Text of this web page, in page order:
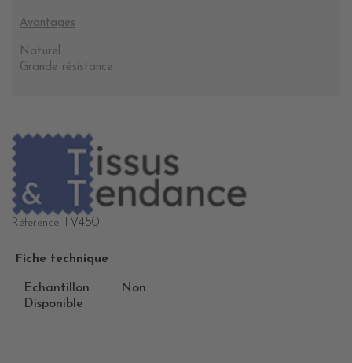
Avantages
Naturel
Grande résistance
Référence TV450
Fiche technique
Echantillon
Disponible
Non